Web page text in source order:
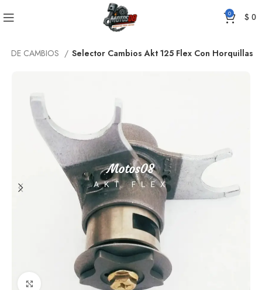
0 $0
DE CAMBIOS Selector Cambios Akt 125 Flex Con Horquillas
Click to enlarge